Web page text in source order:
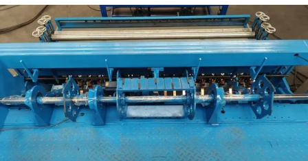
CITAÇÕES
MAPA
DO
SITE
PRIVACY